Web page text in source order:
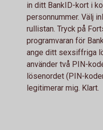
in ditt BankID-kort i
personnummer. Välj
rullistan. Tryck på
programvaran för
ange ditt sexsiffriga
använder två PIN-
lösenordet (PIN-
legitimerar mig. Klart.